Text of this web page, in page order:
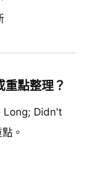
點整理？
Long; Didn't
。